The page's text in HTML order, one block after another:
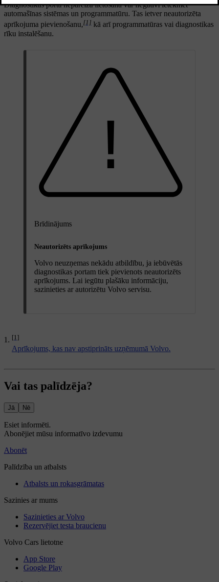
Diagnostikas porta nepareiza lietošana var negatīvi ietekmēt
automašīnas sistēmas un programmatūru. Tas ietver neautorizēta
aprīkojuma pievienošanu,[1] kā arī programmatūras vai diagnostikas
rīku instalēšanu.
Brīdinājums
Neautorizēts aprīkojums
Volvo neuzņemas nekādu atbildību, ja iebūvētās
diagnostikas portam tiek pievienots neautorizēts
aprīkojums. Lai iegūtu plašāku informāciju,
sazinieties ar autorizētu Volvo servisu.
[1]
Aprīkojums, kas nav apstiprināts uzņēmumā Volvo.
Vai tas palīdzēja?
Jā Nē